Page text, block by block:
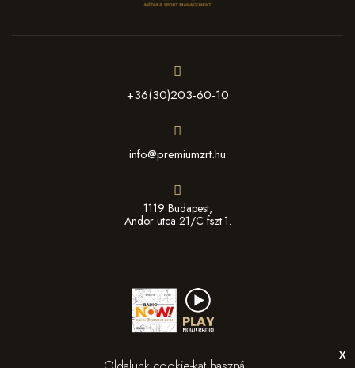
+36(30)203-60-10
info@premiumzrt.hu
1119 Budapest,
Andor utca 21/C fszt.1.
x